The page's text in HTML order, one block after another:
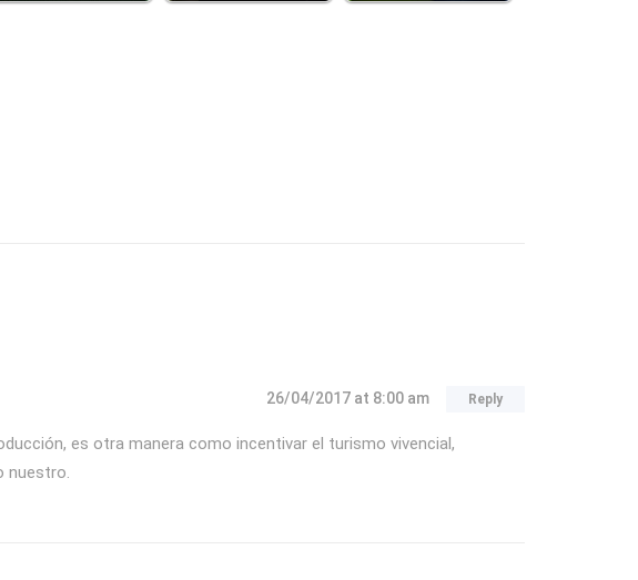
26/04/2017 at 8:00 am Reply
es otra manera como incentivar el turismo vivencial,
nuestro.